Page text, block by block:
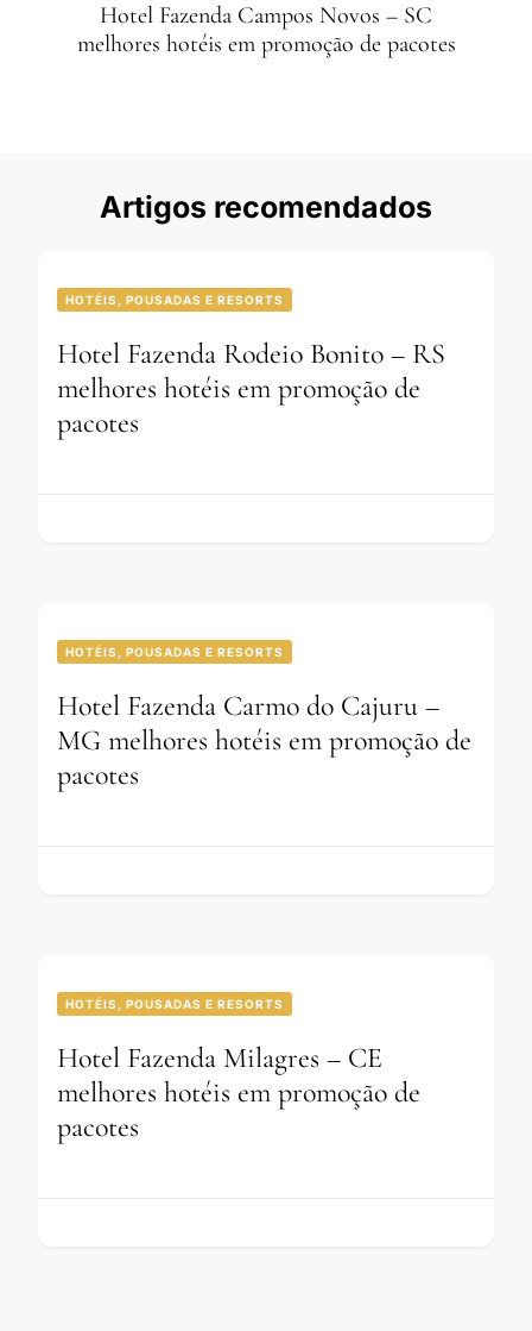
Hotel Fazenda Campos Novos – SC
melhores hotéis em promoção de pacotes
Artigos recomendados
HOTÉIS, POUSADAS E RESORTS
Hotel Fazenda Rodeio Bonito – RS
melhores hotéis em promoção de
pacotes
HOTÉIS, POUSADAS E RESORTS
Hotel Fazenda Carmo do Cajuru –
MG melhores hotéis em promoção de
pacotes
HOTÉIS, POUSADAS E RESORTS
Hotel Fazenda Milagres – CE
melhores hotéis em promoção de
pacotes